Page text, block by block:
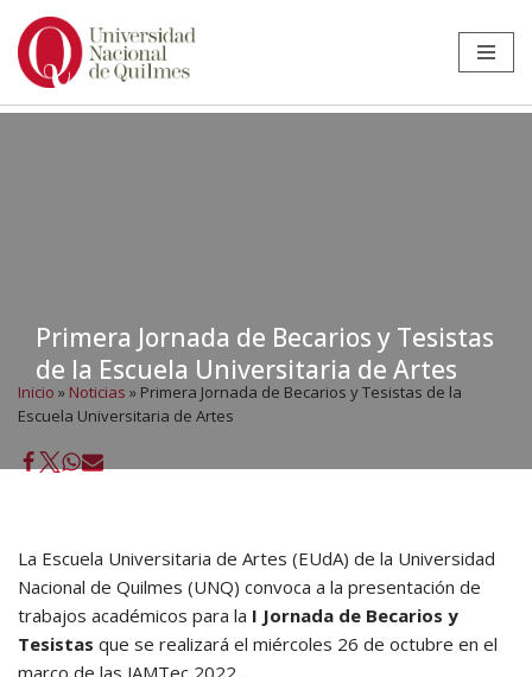
Ir
Primera Jornada de Becarios y Tesistas
de la Escuela Universitaria de Artes
Inicio » Noticias » Primera Jornada de Becarios y Tesistas de la
Escuela Universitaria de Artes
La Escuela Universitaria de Artes (EUdA) de la Universidad
Nacional de Quilmes (UNQ) convoca a la presentación de
trabajos académicos para la I Jornada de Becarios y
Tesistas que se realizará el miércoles 26 de octubre en el
marco de las JAMTec 2022.